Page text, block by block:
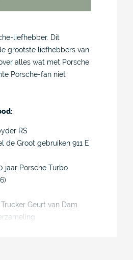
liefhebber. Dit
grootste liefhebbers van
alles wat met Porsche
Porsche-fan niet
RS
de Groot gebruiken 911 E
jaar Porsche Turbo
Trucker Geurt van Dam